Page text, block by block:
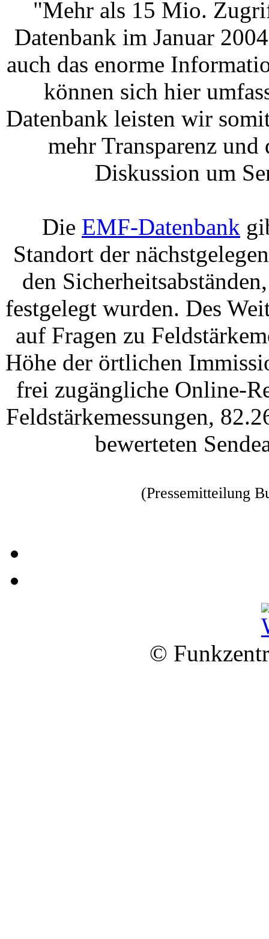
"Mehr als 15 Mio.
Datenbank im Januar
auch das enorme
können sich hier
Datenbank leisten wir
mehr Transparenz
Diskussion um
Die EMF-Datenbank
Standort der
den
festgelegt wurden. Des
auf Fragen zu
Höhe der örtlichen
frei zugängliche Online-
Feldstärkemessungen,
bewerteten
(Pressemitteilung
©